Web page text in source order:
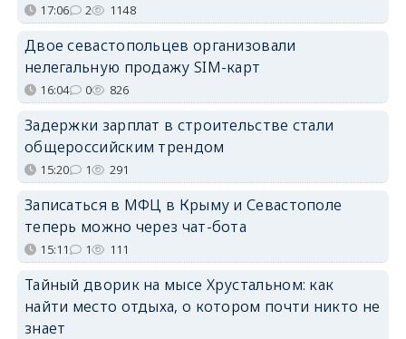
17:06 2 1148
Двое севастопольцев организовали
нелегальную продажу SIM-карт
16:04 0 826
Задержки зарплат в строительстве стали
общероссийским трендом
15:20 1 291
Записаться в МФЦ в Крыму и Севастополе
теперь можно через чат-бота
15:11 1 111
Тайный дворик на мысе Хрустальном: как
найти место отдыха, о котором почти никто не
знает